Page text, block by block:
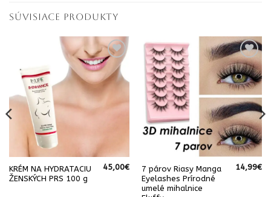
SÚVISIACE PRODUKTY
KRÉM NA HYDRATACIU
ŽENSKÝCH PRS 100 g
45,00€
7 párov Riasy Manga
Eyelashes Prírodné
umelé mihalnice
14,99€